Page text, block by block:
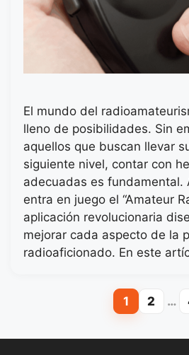
El mundo del
lleno de posibilidades. Sin
aquellos que buscan llevar
siguiente nivel, contar con
adecuadas es fundamental.
entra en juego el “Amateur
aplicación revolucionaria
mejorar cada aspecto de la
radioaficionado. En este
Page
1 Page
2 …